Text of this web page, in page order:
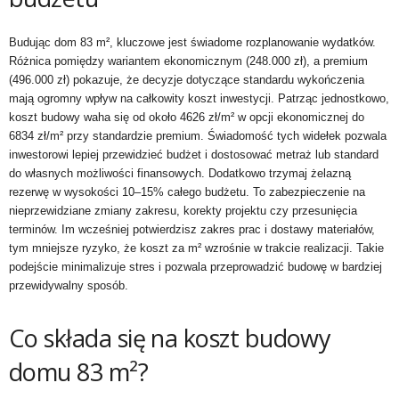
Budując dom 83 m², kluczowe jest świadome rozplanowanie wydatków.
Różnica pomiędzy wariantem ekonomicznym (248.000 zł), a premium
(496.000 zł) pokazuje, że decyzje dotyczące standardu wykończenia
mają ogromny wpływ na całkowity koszt inwestycji. Patrząc jednostkowo,
koszt budowy waha się od około 4626 zł/m² w opcji ekonomicznej do
6834 zł/m² przy standardzie premium. Świadomość tych widełek pozwala
inwestorowi lepiej przewidzieć budżet i dostosować metraż lub standard
do własnych możliwości finansowych. Dodatkowo trzymaj żelazną
rezerwę w wysokości 10–15% całego budżetu. To zabezpieczenie na
nieprzewidziane zmiany zakresu, korekty projektu czy przesunięcia
terminów. Im wcześniej potwierdzisz zakres prac i dostawy materiałów,
tym mniejsze ryzyko, że koszt za m² wzrośnie w trakcie realizacji. Takie
podejście minimalizuje stres i pozwala przeprowadzić budowę w bardziej
przewidywalny sposób.
Co składa się na koszt budowy
domu 83 m²?